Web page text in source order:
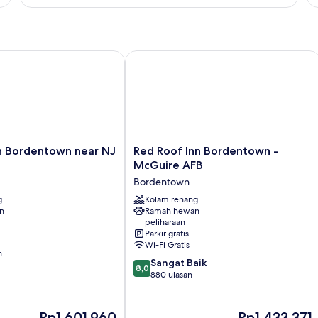
Studio
Non-
Bordentown near NJ
Harga
near NJ Turnpike
Red
Roof
Bordentown
-
McGuire
AFB
Bordentown
Red Roof Inn Bordentown -
McGuire AFB
Bordentown
Kolam renang
Ramah hewan
peliharaan
Parkir gratis
Wi-Fi Gratis
8.0
dari
8,0 Sangat Baik
880 ulasan
Harga
Red Roof Inn Bordentown - McGuire